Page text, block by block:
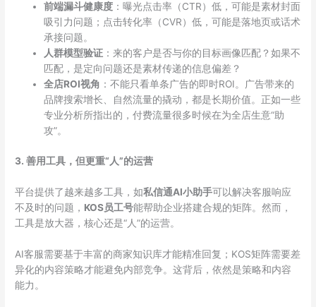
前端漏斗健康度 ：曝光点击率（CTR）低，可能是素材封面
吸引力问题；点击转化率（CVR）低，可能是落地页或话术
承接问题。
人群模型验证 ：来的客户是否与你的目标画像匹配？如果不
匹配，是定向问题还是素材传递的信息偏差？
全店ROI视角 ：不能只看单条广告的即时ROI。广告带来的
品牌搜索增长、自然流量的撬动，都是长期价值。正如一些
专业分析所指出的，付费流量很多时候在为全店生意“助
攻”。
3. 善用工具，但更重“人”的运营
平台提供了越来越多工具，如私信通AI小助手可以解决客服响应
不及时的问题， KOS员工号能帮助企业搭建合规的矩阵。然而，
工具是放大器，核心还是“人”的运营。
AI客服需要基于丰富的商家知识库才能精准回复；KOS矩阵需要差
异化的内容策略才能避免内部竞争。这背后，依然是策略和内容
能力。